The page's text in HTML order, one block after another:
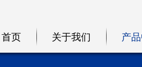
首页 关于我们 产